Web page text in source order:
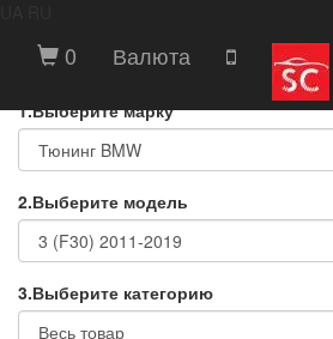
0 Валюта
ВЫБЕРИТЕ МАРКУ И
АВТОМОБИЛЯ
1.Выберите марку
2.Выберите модель
3.Выберите категорию